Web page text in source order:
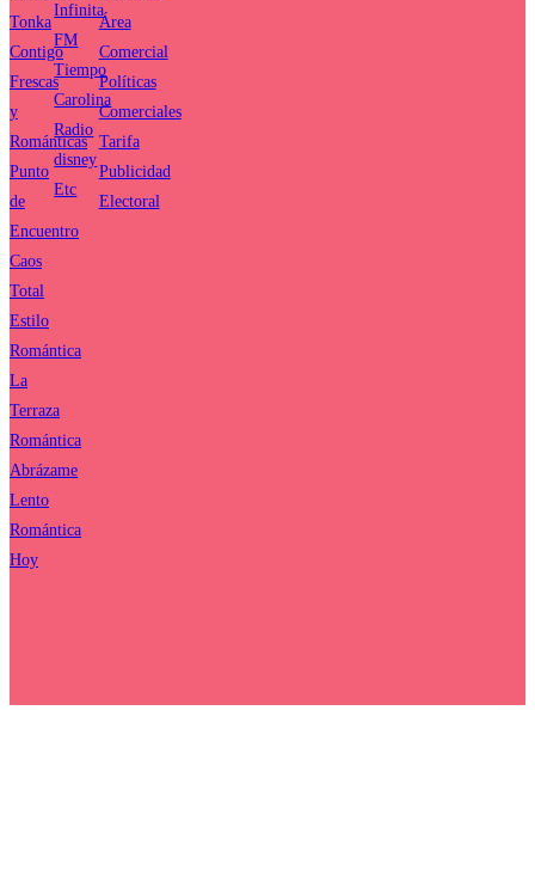
Tonka
Contigo
Frescas
y
Románticas
Punto
de
Encuentro
Caos
Total
Estilo
Romántica
La
Terraza
Romántica
Abrázame
Lento
Romántica
Hoy
Infinita
FM
Tiempo
Carolina
Radio
disney
Etc
Área
Comercial
Políticas
Comerciales
Tarifa
Publicidad
Electoral